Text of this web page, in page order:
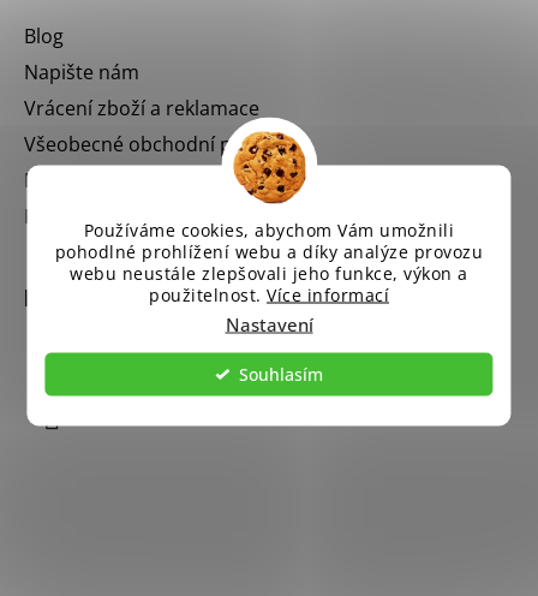
Používáme cookies, abychom Vám umožnili
pohodlné prohlížení webu a díky analýze provozu
webu neustále zlepšovali jeho funkce, výkon a
použitelnost. Více informací
Nastavení
Souhlasím
Blog
Napište nám
Vrácení zboží a reklamace
Všeobecné obchodní podmínky
Podmínky ochrany osobních údajů
Kontakt
Kontakt
info@candlelovers.cz